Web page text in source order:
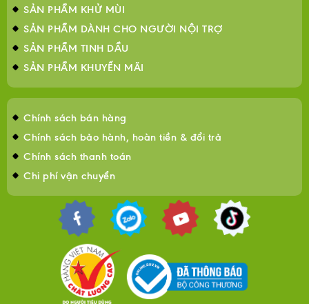
SẢN PHẨM KHỬ MÙI
SẢN PHẨM DÀNH CHO NGƯỜI NỘI TRỢ
SẢN PHẨM TINH DẦU
SẢN PHẨM KHUYẾN MÃI
Chính sách bán hàng
Chính sách bảo hành, hoàn tiền & đổi trả
Chính sách thanh toán
Chi phí vận chuyển